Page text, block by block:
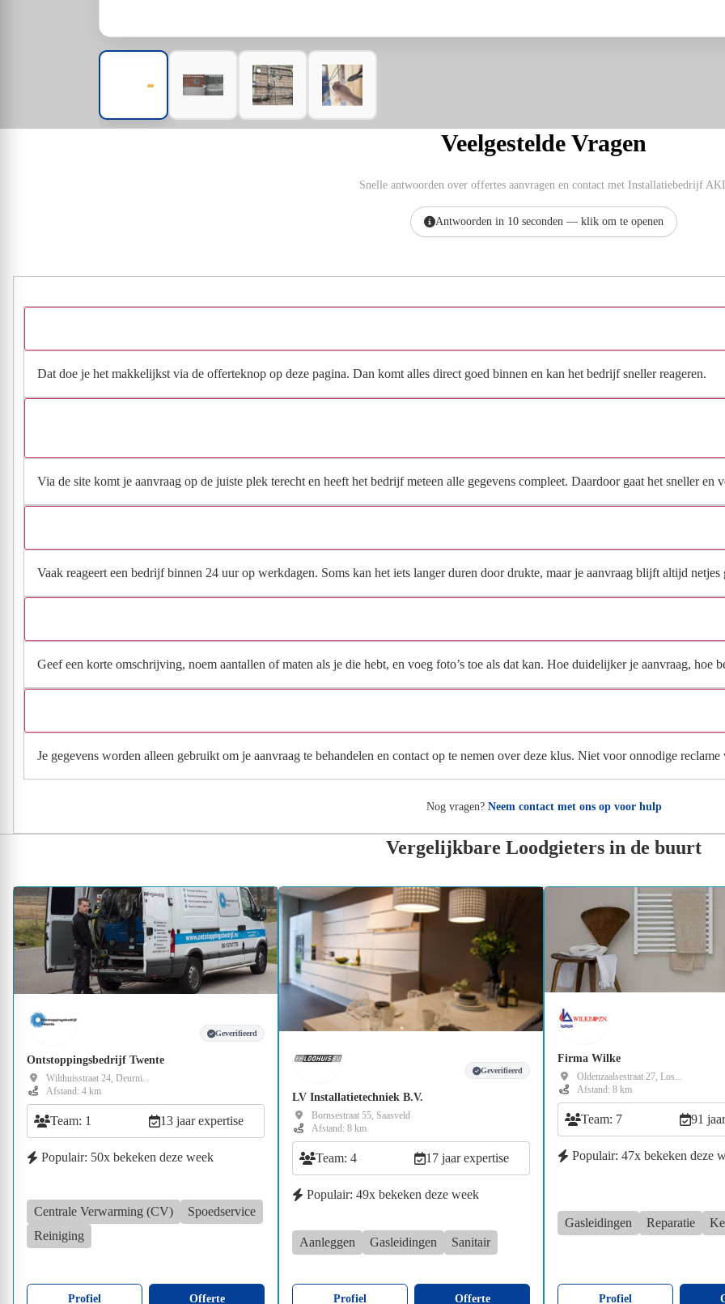
Veelgestelde Vragen
Snelle antwoorden over offertes aanvragen en contact met Installatiebedrijf
Antwoorden in 10 seconden — klik om te openen
Dat doe je het makkelijkst via de offerteknop op deze pagina. Dan komt alles direct goed binnen en kan het bedrijf sneller reageren.
Via de site komt je aanvraag op de juiste plek terecht en heeft het bedrijf meteen alle gegevens compleet. Daardoor gaat het sneller en
Vaak reageert een bedrijf binnen 24 uur op werkdagen. Soms kan het iets langer duren door drukte, maar je aanvraag blijft altijd netjes
Geef een korte omschrijving, noem aantallen of maten als je die hebt, en voeg foto’s toe als dat kan. Hoe duidelijker je aanvraag, hoe
Je gegevens worden alleen gebruikt om je aanvraag te behandelen en contact op te nemen over deze klus. Niet voor onnodige reclame
Nog vragen? Neem contact met ons op voor hulp
Vergelijkbare Loodgieters in de buurt
Geverifieerd
Ontstoppingsbedrijf Twente
Wilthuisstraat 24, Deurni...
Afstand: 4 km
Team: 1 13 jaar expertise
Populair: 50x bekeken deze week
Centrale Verwarming (CV)
Spoedservice
Reiniging
Profiel Offerte
Geverifieerd
LV Installatietechniek B.V.
Bornsestraat 55, Saasveld
Afstand: 8 km
Team: 4 17 jaar expertise
Populair: 49x bekeken deze week
Aanleggen Gasleidingen Sanitair
Profiel Offerte
Firma Wilke
Oldenzaalsestraat 27, Los...
Afstand: 8 km
Team: 7 91
Populair: 47x bekeken deze
Gasleidingen Reparatie
Profiel